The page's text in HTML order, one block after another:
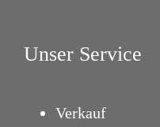
Unser Service
Verkauf